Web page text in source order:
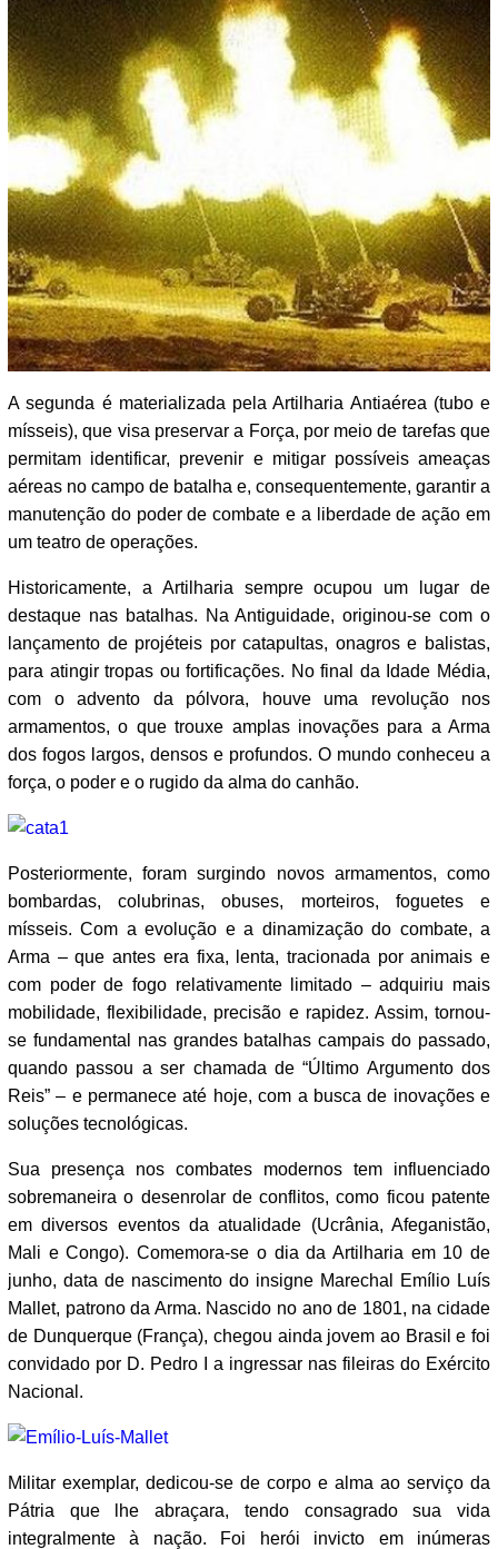
A segunda é materializada pela Artilharia Antiaérea (tubo e
mísseis), que visa preservar a Força, por meio de tarefas que
permitam identificar, prevenir e mitigar possíveis ameaças
aéreas no campo de batalha e, consequentemente, garantir a
manutenção do poder de combate e a liberdade de ação em
um teatro de operações.
Historicamente, a Artilharia sempre ocupou um lugar de
destaque nas batalhas. Na Antiguidade, originou-se com o
lançamento de projéteis por catapultas, onagros e balistas,
para atingir tropas ou fortificações. No final da Idade Média,
com o advento da pólvora, houve uma revolução nos
armamentos, o que trouxe amplas inovações para a Arma
dos fogos largos, densos e profundos. O mundo conheceu a
força, o poder e o rugido da alma do canhão.
Posteriormente, foram surgindo novos armamentos, como
bombardas, colubrinas, obuses, morteiros, foguetes e
mísseis. Com a evolução e a dinamização do combate, a
Arma – que antes era fixa, lenta, tracionada por animais e
com poder de fogo relativamente limitado – adquiriu mais
mobilidade, flexibilidade, precisão e rapidez. Assim, tornou-
se fundamental nas grandes batalhas campais do passado,
quando passou a ser chamada de “Último Argumento dos
Reis” – e permanece até hoje, com a busca de inovações e
soluções tecnológicas.
Sua presença nos combates modernos tem influenciado
sobremaneira o desenrolar de conflitos, como ficou patente
em diversos eventos da atualidade (Ucrânia, Afeganistão,
Mali e Congo). Comemora-se o dia da Artilharia em 10 de
junho, data de nascimento do insigne Marechal Emílio Luís
Mallet, patrono da Arma. Nascido no ano de 1801, na cidade
de Dunquerque (França), chegou ainda jovem ao Brasil e foi
convidado por D. Pedro I a ingressar nas fileiras do Exército
Nacional.
Militar exemplar, dedicou-se de corpo e alma ao serviço da
Pátria que lhe abraçara, tendo consagrado sua vida
integralmente à nação. Foi herói invicto em inúmeras